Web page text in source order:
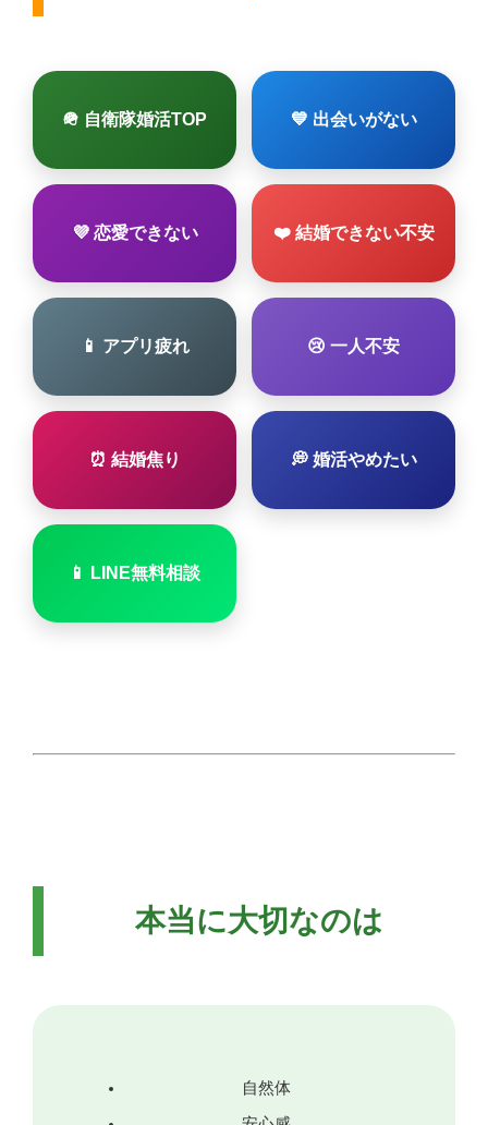
🪖 自衛隊婚活TOP 💙 出会いがない
💜 恋愛できない ❤️ 結婚できない不安
📱 アプリ疲れ 😢 一人不安
⏰ 結婚焦り 💭 婚活やめたい
📱 LINE無料相談
本当に大切なのは
自然体